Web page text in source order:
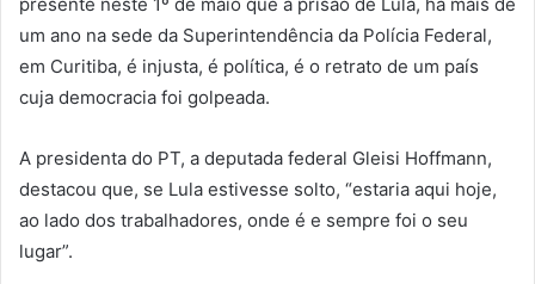
um ano na sede da Superintendência da Polícia Federal,
em Curitiba, é injusta, é política, é o retrato de um país
cuja democracia foi golpeada.
A presidenta do PT, a deputada federal Gleisi Hoffmann,
destacou que, se Lula estivesse solto, “estaria aqui hoje,
ao lado dos trabalhadores, onde é e sempre foi o seu
lugar”.